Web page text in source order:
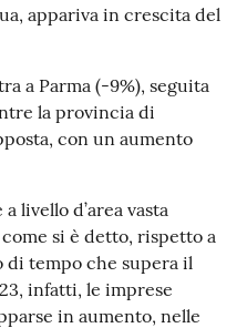
appariva in crescita del
a Parma (-9%), seguita
la provincia di
con un aumento
livello d’area vasta
si è detto, rispetto a
di tempo che supera il
infatti, le imprese
in aumento, nelle